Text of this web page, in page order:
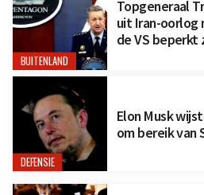
BUITENLAND
Topgeneraal
uit Iran-oorlog
de VS beperkt
DEFENSIE
Elon Musk
om bereik van